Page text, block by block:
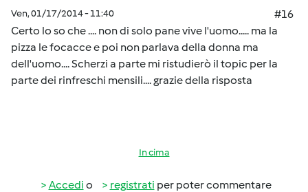
Ven, 01/17/2014 - 11:40
#16
Certo lo so che .... non di solo pane vive l'uomo..... ma la
pizza le focacce e poi non parlava della donna ma
dell'uomo.... Scherzi a parte mi ristudierò il topic per la
parte dei rinfreschi mensili.... grazie della risposta
In cima
Accedi o registrati per poter commentare